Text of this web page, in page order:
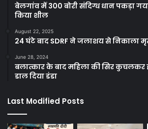
बेलगांव में 300 बोरी संदिग्ध धान पकड़ा
किया शील
August 22, 2025
24 घंटे बाद SDRF ने जलाशय से
June 28, 2024
बलात्कार के बाद महिला की सिर कुचलकर
डाल दिया डंडा
Last Modified Posts